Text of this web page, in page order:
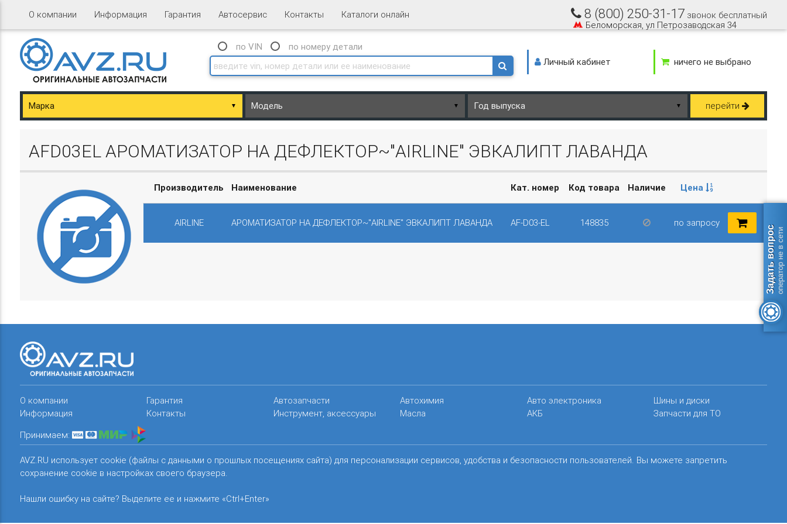
О компании Информация Гарантия Автосервис Контакты Каталоги онлайн
Basket.php
8 (800) 250-31-17 звонок бесплатный
Беломорская, ул Петрозаводская 34
по VIN
по номеру детали
Личный кабинет
ничего не выбрано
▼ ▼ ▼ перейти
AFD03EL АРОМАТИЗАТОР НА ДЕФЛЕКТОР~"AIRLINE" ЭВКАЛИПТ ЛАВАНДА
Производитель Наименование Кат. номер Код товара Наличие Цена
AIRLINE АРОМАТИЗАТОР НА ДЕФЛЕКТОР~"AIRLINE" ЭВКАЛИПТ ЛАВАНДА AF-D03-EL 148835 по запросу
О компании
Информация
Гарантия
Контакты
Автозапчасти
Инструмент, аксессуары
Автохимия
Масла
Авто электроника
АКБ
Шины и диски
Запчасти для ТО
Принимаем:
AVZ.RU использует cookie (файлы с данными о прошлых посещениях сайта) для персонализации сервисов, удобства и безопасности пользователей. Вы можете запретить
сохранение cookie в настройках своего браузера.
Нашли ошибку на сайте? Выделите ее и нажмите «Ctrl+Enter»
Задать вопросоператор не в сети